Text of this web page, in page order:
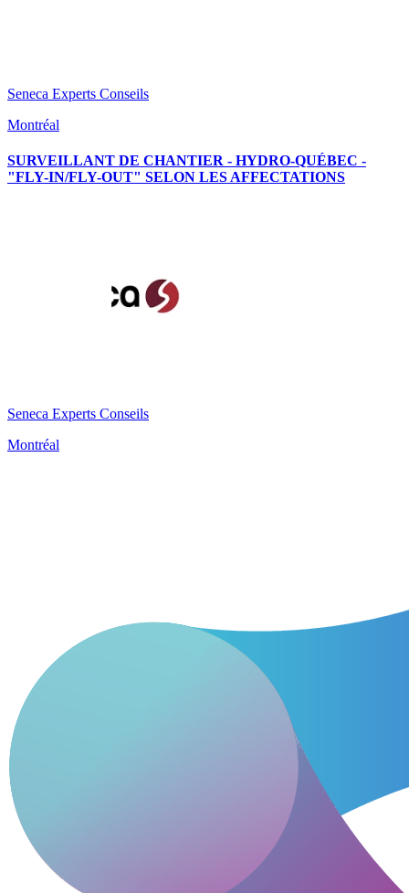
Seneca Experts Conseils
Montréal
SURVEILLANT DE CHANTIER - HYDRO-QUÉBEC -
"FLY-IN/FLY-OUT" SELON LES AFFECTATIONS
Seneca Experts Conseils
Montréal